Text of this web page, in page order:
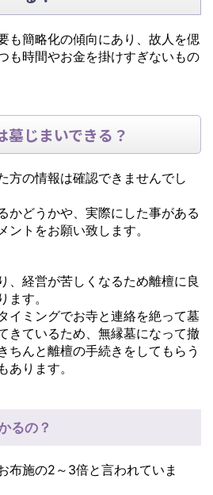
も簡略化の傾向にあり、故人を偲
も時間やお金を掛けすぎないもの
墓じまいできる？
方の情報は確認できませんでし
かどうかや、実際にした事がある
ントをお願い致します。
、経営が苦しくなるため離檀に良
ます。
イミングでお寺と連絡を絶って墓
きているため、無縁墓になって撤
ちんと離檀の手続きをしてもらう
あります。
るの？
布施の2～3倍と言われていま